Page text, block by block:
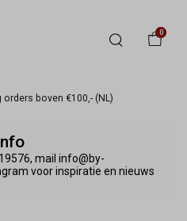
0
boven €100,- (NL)
Info
mail info@by-
voor inspiratie en nieuws